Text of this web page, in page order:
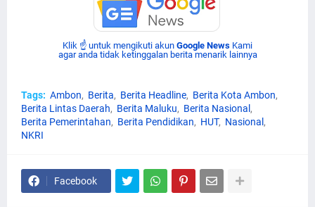
Klik ☝ untuk mengikuti akun Google News Kami
agar anda tidak ketinggalan berita menarik lainnya
Tags: Ambon Berita Berita Headline
Berita Kota Ambon
Berita Lintas Daerah
Berita Maluku
Berita Nasional
Berita Pemerintahan
Berita Pendidikan HUT
Nasional
NKRI
Facebook